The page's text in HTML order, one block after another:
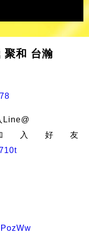
聚和 台瀚
Line@
入好友